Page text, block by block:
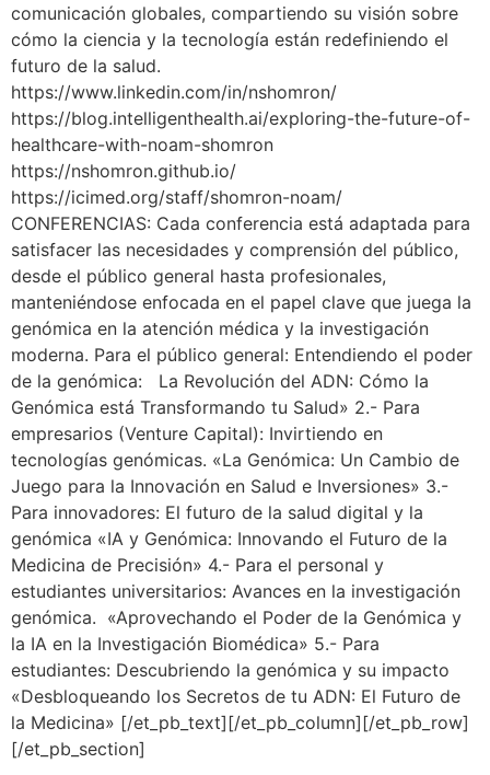
comunicación globales, compartiendo su visión sobre
cómo la ciencia y la tecnología están redefiniendo el
futuro de la salud.
https://www.linkedin.com/in/nshomron/
https://blog.intelligenthealth.ai/exploring-the-future-of-
healthcare-with-noam-shomron
https://nshomron.github.io/
https://icimed.org/staff/shomron-noam/
CONFERENCIAS: Cada conferencia está adaptada para
satisfacer las necesidades y comprensión del público,
desde el público general hasta profesionales,
manteniéndose enfocada en el papel clave que juega la
genómica en la atención médica y la investigación
moderna. Para el público general: Entendiendo el poder
de la genómica: La Revolución del ADN: Cómo la
Genómica está Transformando tu Salud» 2.- Para
empresarios (Venture Capital): Invirtiendo en
tecnologías genómicas. «La Genómica: Un Cambio de
Juego para la Innovación en Salud e Inversiones» 3.-
Para innovadores: El futuro de la salud digital y la
genómica «IA y Genómica: Innovando el Futuro de la
Medicina de Precisión» 4.- Para el personal y
estudiantes universitarios: Avances en la investigación
genómica. «Aprovechando el Poder de la Genómica y
la IA en la Investigación Biomédica» 5.- Para
estudiantes: Descubriendo la genómica y su impacto
«Desbloqueando los Secretos de tu ADN: El Futuro de
la Medicina» [/et_pb_text][/et_pb_column][/et_pb_row]
[/et_pb_section]